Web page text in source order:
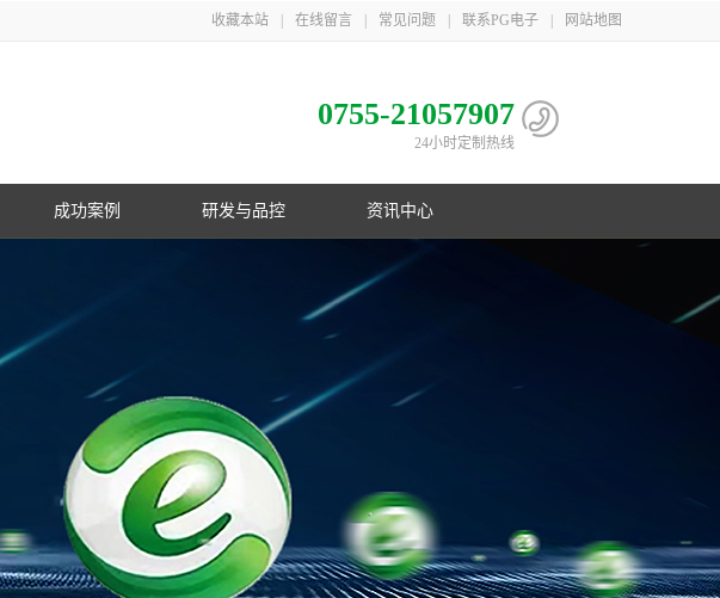
收藏本站 在线留言 常见问题 联系PG电子 网站地图
0755-21057907
24小时定制热线
成功案例 研发与品控 资讯中心
戏官网是镍氢电池国家标准主导
单位，并参与多项锂电池行业国
PG电子在行业首创镍氢B型电池；在
电池定制
品质管控
PG游戏官网三地一共取得国家专利
企业文化
联系PG电子
PG游戏官网是国家高新技术企业，在
PG游戏官网21年服务上千家客户，遍